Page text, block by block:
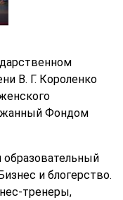
В. Г. Короленко
Фондом
и блогерство.
тренеры,